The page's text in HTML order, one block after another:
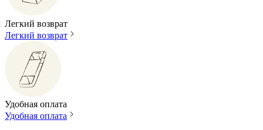
Легкий возврат
Легкий возврат
Удобная оплата
Удобная оплата